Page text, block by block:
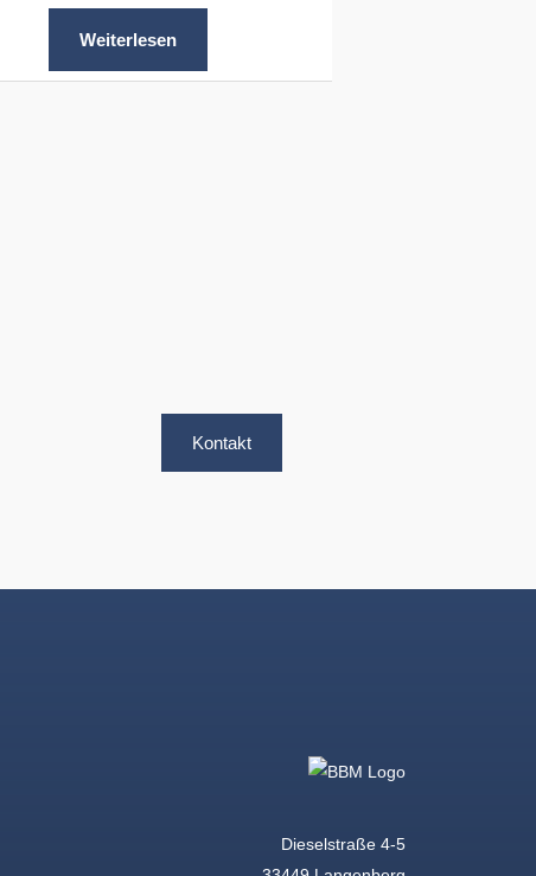
Weiterlesen
Kontakt
Dieselstraße 4-5